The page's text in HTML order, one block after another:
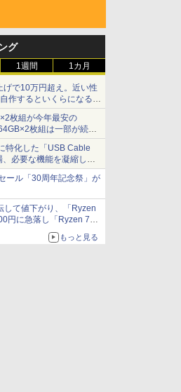
グ
1週間 1カ月
げで10万円超え。近い性
作するといくらになる？
肴にPCゲーム』】
枚組が今年最安の
枚組は一部が続騰
格]
特化した「USB Cable
必要な機能を凝縮しコ
ール「30周年記念祭」が
して値下がり、「Ryzen
円に急落し「Ryzen 7
転解消 [8月前半のCPU
もっと見る